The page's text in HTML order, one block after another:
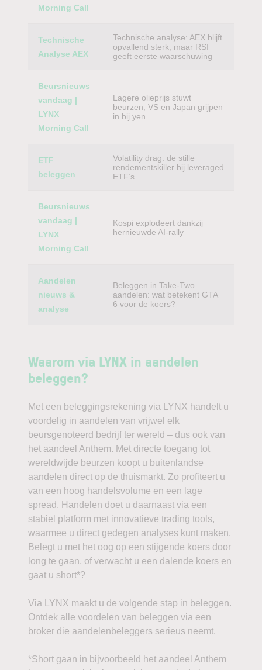
Morning Call
Technische
Analyse AEX
Technische analyse: AEX blijft
opvallend sterk, maar RSI
geeft eerste waarschuwing
Beursnieuws
vandaag |
LYNX
Morning Call
Lagere olieprijs stuwt
beurzen, VS en Japan grijpen
in bij yen
ETF
beleggen
Volatility drag: de stille
rendementskiller bij leveraged
ETF’s
Beursnieuws
vandaag |
LYNX
Morning Call
Kospi explodeert dankzij
hernieuwde AI-rally
Aandelen
nieuws &
analyse
Beleggen in Take-Two
aandelen: wat betekent GTA
6 voor de koers?
Waarom via LYNX in aandelen
beleggen?
Met een beleggingsrekening via LYNX handelt u
voordelig in aandelen van vrijwel elk
beursgenoteerd bedrijf ter wereld – dus ook van
het aandeel Anthem. Met directe toegang tot
wereldwijde beurzen koopt u buitenlandse
aandelen direct op de thuismarkt. Zo profiteert u
van een hoog handelsvolume en een lage
spread. Handelen doet u daarnaast via een
stabiel platform met innovatieve trading tools,
waarmee u direct gedegen analyses kunt maken.
Belegt u met het oog op een stijgende koers door
long te gaan, of verwacht u een dalende koers en
gaat u short*?
Via LYNX maakt u de volgende stap in beleggen.
Ontdek alle voordelen van beleggen via een
broker die aandelenbeleggers serieus neemt.
*Short gaan in bijvoorbeeld het aandeel Anthem